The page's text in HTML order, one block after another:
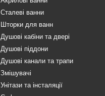
Сталеві ванни
Шторки для ванн
Душові кабіни та двері
Душові піддони
Душові канали та трапи
Змішувачі
Унітази та інсталяції